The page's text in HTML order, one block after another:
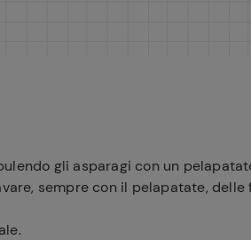
gli asparagi con un
sempre con il pelapatate, delle